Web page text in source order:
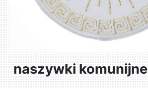
naszywki komunijne